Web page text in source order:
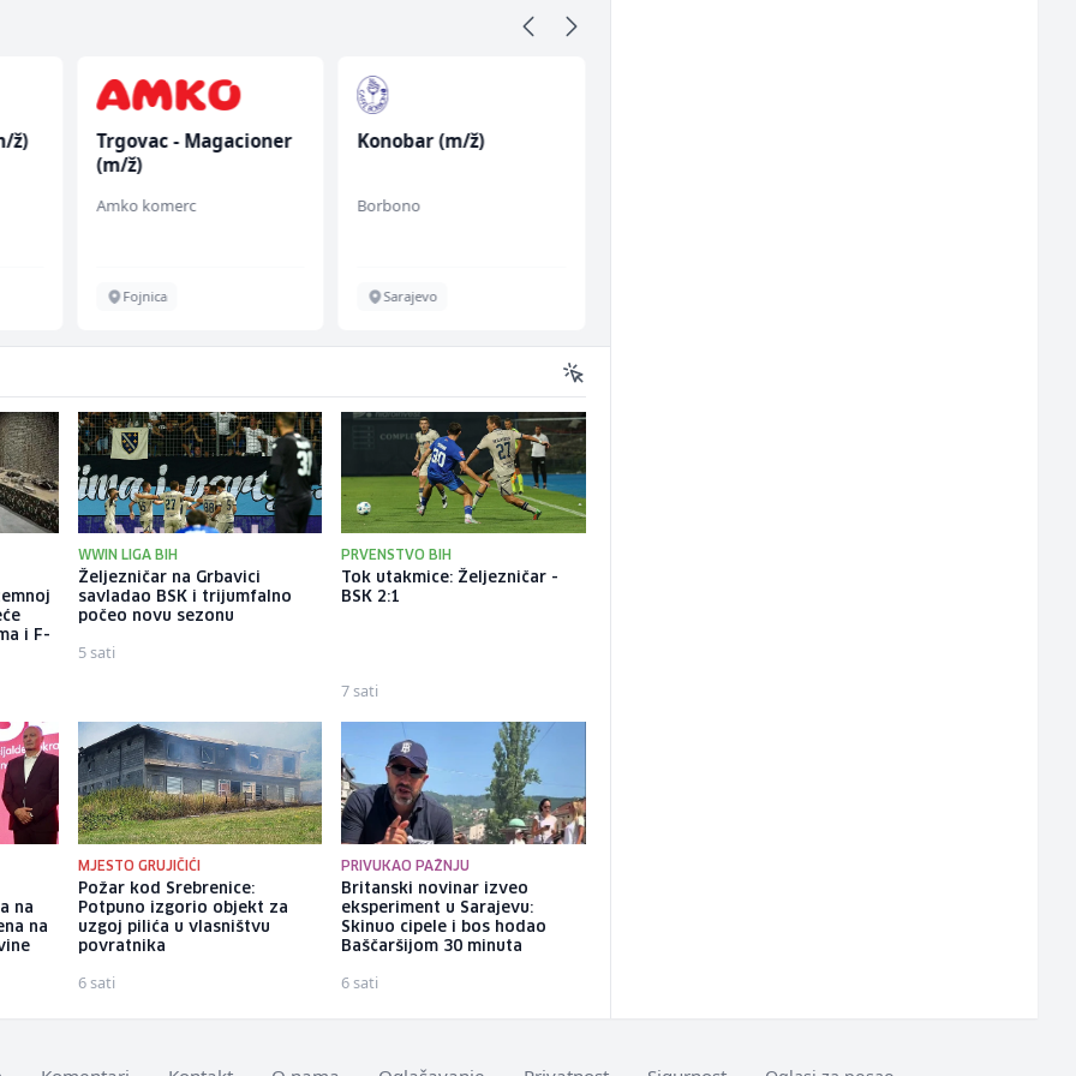
ž)
Trgovac - Magacioner
(m/ž)
Amko komerc
Fojnica
Konobar (m/ž)
Borbono
Sarajevo
i F-
WWIN LIGA BIH
Željezničar na Grbavici
savladao BSK i trijumfalno
počeo novu sezonu
5 sati
PRVENSTVO BIH
Tok utakmice: Željezničar -
BSK 2:1
7 sati
na
na
MJESTO GRUJIČIĆI
Požar kod Srebrenice:
Potpuno izgorio objekt za
uzgoj pilića u vlasništvu
povratnika
6 sati
PRIVUKAO PAŽNJU
Britanski novinar izveo
eksperiment u Sarajevu:
Skinuo cipele i bos hodao
Baščaršijom 30 minuta
6 sati